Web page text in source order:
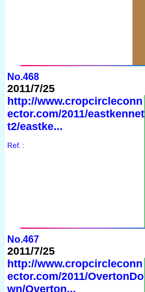
No.468
2011/7/25
http://www.cropcircleconn
ector.com/2011/eastkennet
t2/eastke...
Ref. :
No.467
2011/7/25
http://www.cropcircleconn
ector.com/2011/OvertonDo
wn/Overton...